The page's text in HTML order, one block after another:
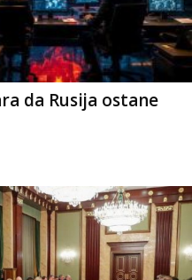
da Rusija ostane